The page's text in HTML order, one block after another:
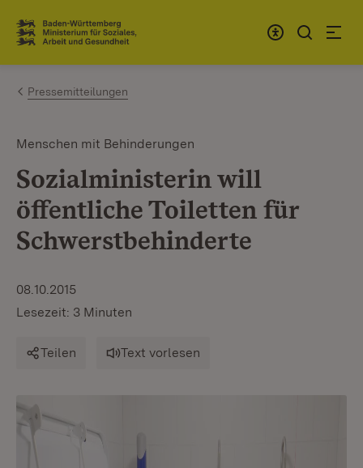
Zum Inhalt springen
Link zur Startseite
Pressemitteilungen
Menschen mit Behinderungen
Sozialministerin will
öffentliche Toiletten für
Schwerstbehinderte
08.10.2015
Lesezeit: 3 Minuten
Teilen Text vorlesen